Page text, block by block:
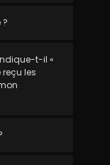
?
t-il «
les